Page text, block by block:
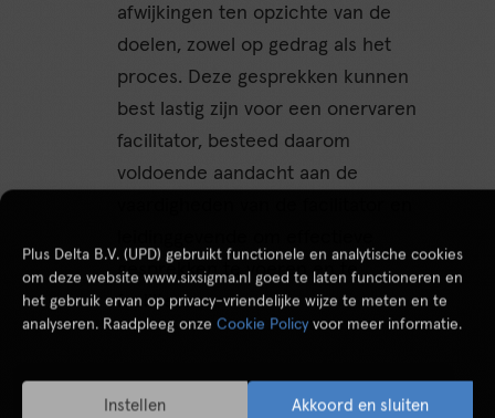
Plus Delta B.V. (UPD) gebruikt functionele en analytische cookies
om deze website www.sixsigma.nl goed te laten functioneren en
het gebruik ervan op privacy-vriendelijke wijze te meten en te
analyseren. Raadpleeg onze Cookie Policy voor meer informatie.
Akkoord en sluiten
Instellen
afwijkingen ten opzichte van de
doelen, zowel op gedrag als het
proces. Deze gesprekken kunnen
best lastig zijn voor een onervaren
facilitator, besteed daarom
voldoende aandacht aan de
gesprekken te voeren en te
faciliteren.
Een cultuur van continu